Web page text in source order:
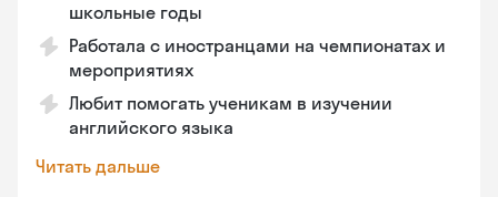
школьные годы
Работала с иностранцами на чемпионатах и
мероприятиях
Любит помогать ученикам в изучении
английского языка
Читать дальше